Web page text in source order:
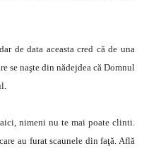
de data aceasta cred că de una
se naşte din nădejdea că Domnul
nimeni nu te mai poate clinti.
au furat scaunele din faţă. Află